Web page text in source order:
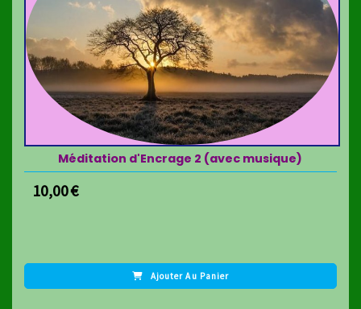
Méditation d'Encrage 2 (avec musique)
10,00€
Ajouter Au Panier